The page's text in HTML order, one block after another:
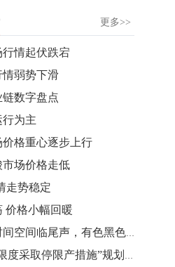
11月大豆期货跌0.4%，12
。
料期货表现抢眼，豆二期
近2%，菜粕涨1.54%。
内期货机构对8月5日的原
更多>>
行情起伏跌宕
弱势下滑
链数字盘点
为主
格重心逐步上行
场价格走低
走势稳定
价格小幅回暖
董镇元期货：时间空间临尾声，有色黑色齐高空
唐山进入“最大限度采取停限产措施”规划日程 螺纹钢期货价格涨